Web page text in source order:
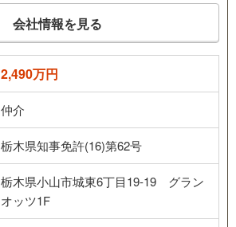
会社情報を見る
2,490万円
仲介
栃木県知事免許(16)第62号
栃木県小山市城東6丁目19-19 グラン
オッツ1F